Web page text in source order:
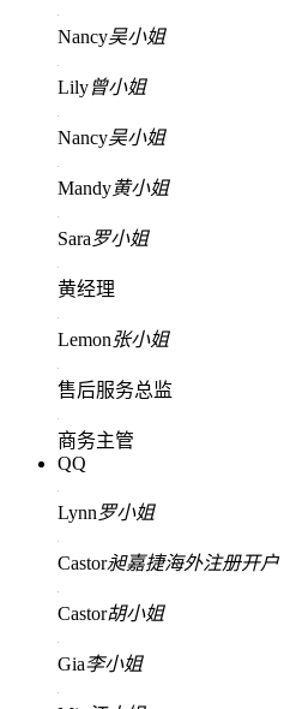
Nancy吴小姐
Lily曾小姐
Nancy吴小姐
Mandy黄小姐
Sara罗小姐
黄经理
Lemon张小姐
售后服务总监
商务主管
QQ
Lynn罗小姐
Castor昶嘉捷海外注册开户
Castor胡小姐
Gia李小姐